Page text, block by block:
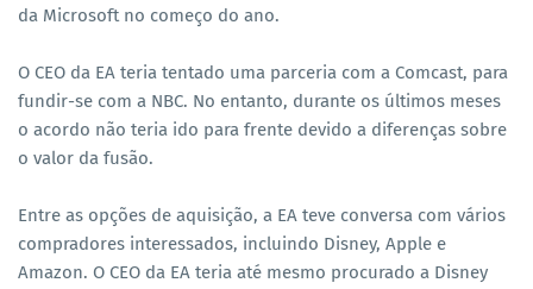
da Microsoft no começo do ano.
O CEO da EA teria tentado uma parceria com a Comcast, para
fundir-se com a NBC. No entanto, durante os últimos meses
o acordo não teria ido para frente devido a diferenças sobre
o valor da fusão.
Entre as opções de aquisição, a EA teve conversa com vários
compradores interessados, incluindo Disney, Apple e
Amazon. O CEO da EA teria até mesmo procurado a Disney